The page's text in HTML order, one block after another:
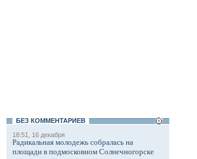
БЕЗ КОМMЕНТАРИЕВ
18:51, 16 декабря
Радикальная молодежь собралась на
площади в подмосковном Солнечногорске